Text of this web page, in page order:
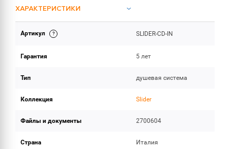
ХАРАКТЕРИСТИКИ
ИНСТРУКЦИИ И ДОКУМЕНТАЦИЯ
Артикул SLIDER-CD-IN
Гарантия 5 лет
Тип душевая система
Коллекция Slider
Файлы и документы 2700604
Страна Италия